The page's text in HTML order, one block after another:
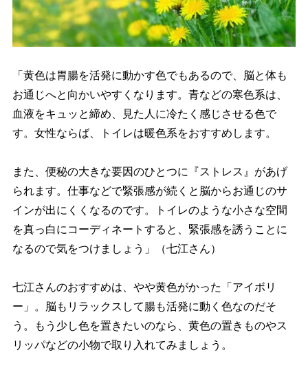
「黄色は胃腸を活発に動かす色でもあるので、脳と体も
お通じへと向かいやすくなります。青などの寒色系は、
血液をキュッと締め、見た人に冷たく感じさせる色で
す。女性ならば、トイレは暖色系をおすすめします。
また、便秘の大きな要因のひとつに『ストレス』があげ
られます。仕事などで緊張感が続くと脳からお通じのサ
インが出にくくなるのです。トイレのような小さな空間
を真っ白にコーディネートすると、緊張感を誘うことに
なるので気をつけましょう」（七江さん）
七江さんのおすすめは、やや黄色がかった「アイボリ
ー」。脳もリラックスして腸も活発に動く色なのだそ
う。もう少し色を置きたいのなら、黄色の置きものやス
リッパなどの小物で取り入れてみましょう。